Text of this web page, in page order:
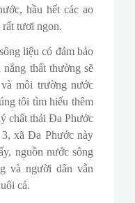
hầu hết các ao
tươi ngon.
liệu có đảm bảo
thất thường sẽ
môi trường nước
tôi tìm hiểu thêm
chất thải Đa Phước
xã Đa Phước này
nguồn nước sông
và người dân vẫn
cá.